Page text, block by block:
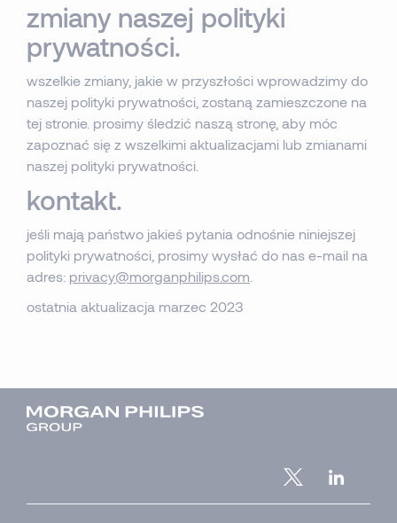
zmiany naszej polityki
prywatności.
wszelkie zmiany, jakie w przyszłości wprowadzimy do
naszej polityki prywatności, zostaną zamieszczone na
tej stronie. prosimy śledzić naszą stronę, aby móc
zapoznać się z wszelkimi aktualizacjami lub zmianami
naszej polityki prywatności.
kontakt.
jeśli mają państwo jakieś pytania odnośnie niniejszej
polityki prywatności, prosimy wysłać do nas e-mail na
adres: privacy@morganphilips.com
ostatnia aktualizacja marzec 2023